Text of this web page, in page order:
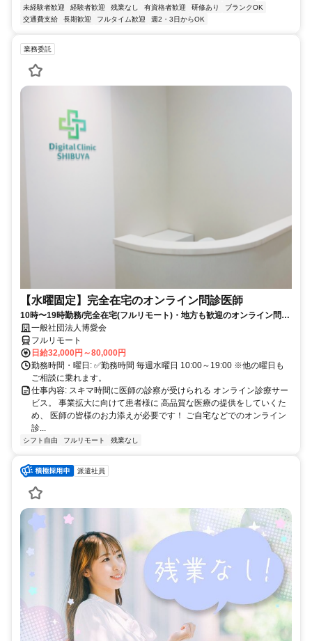
未経験者歓迎
経験者歓迎 残業なし 有資格者歓迎 研修あり
ブランクOK
交通費支給
長期歓迎 フルタイム歓迎 週2・3日からOK
業務委託
【水曜固定】完全在宅のオンライン問診医師
10時〜19時勤務/完全在宅(フルリモート)・地方も歓迎のオンライン問診
業務一般社団法人博愛会
フルリモート
日給32,000円～80,000円
勤務時間・曜日: ✅勤務時間 毎週水曜日 10:00～19:00 ※他の曜日も
ご相談に乗れます。
仕事内容: スキマ時間に医師の診察が受けられる オンライン診療サー
ビス。 事業拡大に向けて患者様に 高品質な医療の提供をしていくた
め、 医師の皆様のお力添えが必要です！ ご自宅などでのオンライン
診...
シフト自由 フルリモート 残業なし
派遣社員